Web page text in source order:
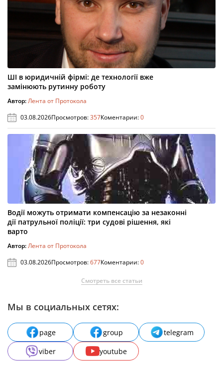
ШІ в юридичній фірмі: де технології вже
замінюють рутинну роботу
Автор:Лента от Протокола
03.08.2026Просмотров:357Коментарии:0
Водії можуть отримати компенсацію за незаконні
дії патрульної поліції: три судові рішення, які
варто
Автор:Лента от Протокола
03.08.2026Просмотров:677Коментарии:0
Смотреть все статьи
Мы в социальных сетях:
page group
telegram
viber
youtube